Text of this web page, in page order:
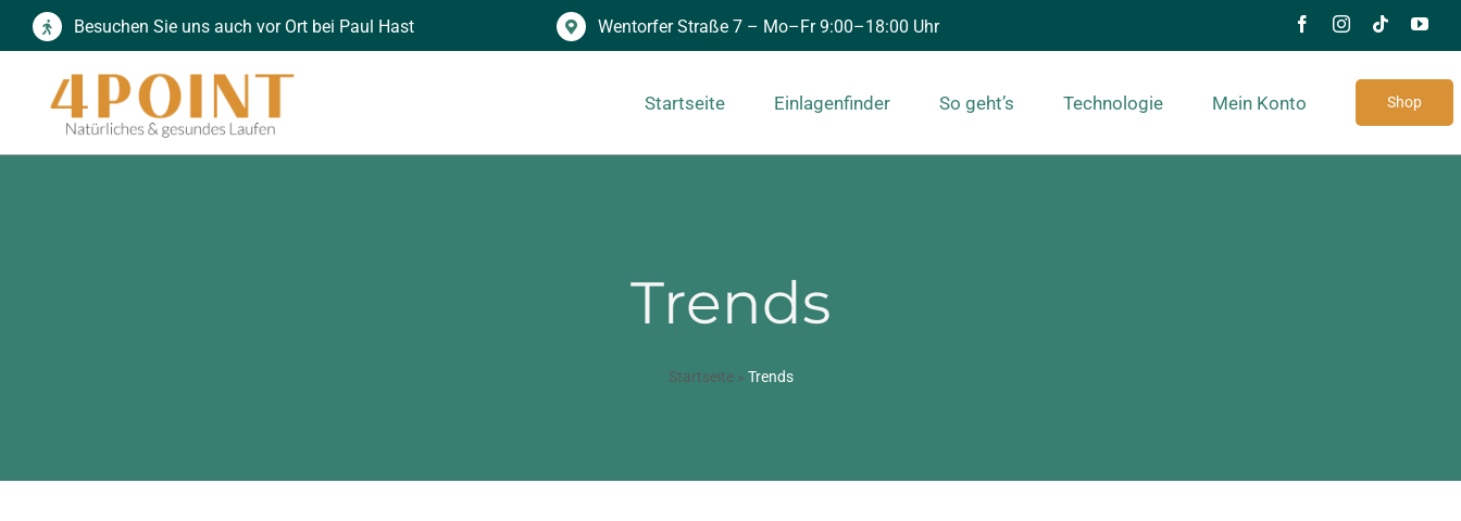
Zum
springen
Besuchen Sie uns auch vor Ort bei Paul Hast Wentorfer Straße 7 – Mo–Fr 9:00–18:00 Uhr
Startseite Einlagenfinder So geht’s Technologie Mein Konto Shop
Trends
Startseite» Trends